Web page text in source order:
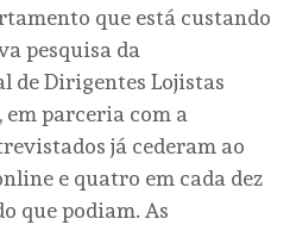
que está custando
pesquisa da
de Dirigentes Lojistas
em parceria com a
já cederam ao
e quatro em cada dez
que podiam. As